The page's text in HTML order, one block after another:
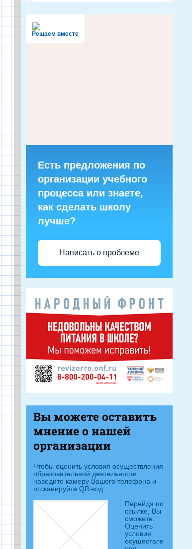
Решаем вместе
Есть предложения по
организации учебного
процесса или знаете,
как сделать школу
лучше?
Написать о проблеме
Вы можете оставить
мнение о нашей
организации
Чтобы оценить условия осуществления
образовательной деятельности
наведите камеру Вашего телефона и
отсканируйте QR-код.
Перейдя по
ссылке, Вы
сможете:
Оценить
условия
осуществле